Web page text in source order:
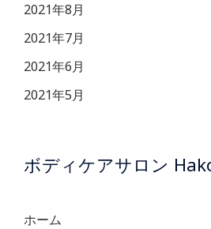
2021年8月
2021年7月
2021年6月
2021年5月
ボディケアサロン
ホーム